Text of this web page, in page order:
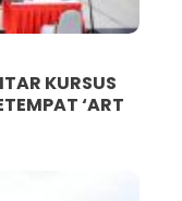
KURSUS
‘ART